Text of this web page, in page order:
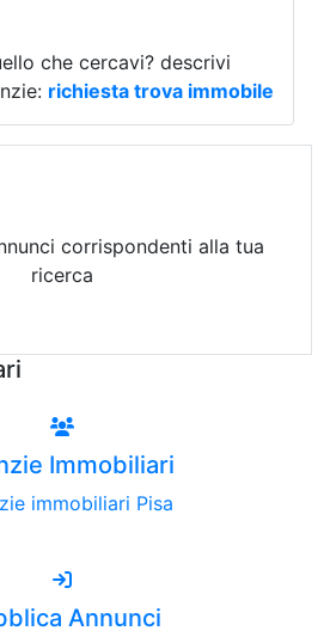
che cercavi? descrivi
richiesta trova immobile
corrispondenti alla tua
ricerca
Immobiliari
immobiliari Pisa
Annunci